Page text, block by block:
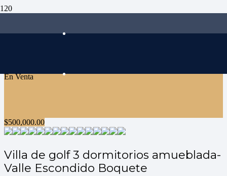
En Venta
$500,000.00
Villa de golf 3 dormitorios amueblada-
Valle Escondido Boquete